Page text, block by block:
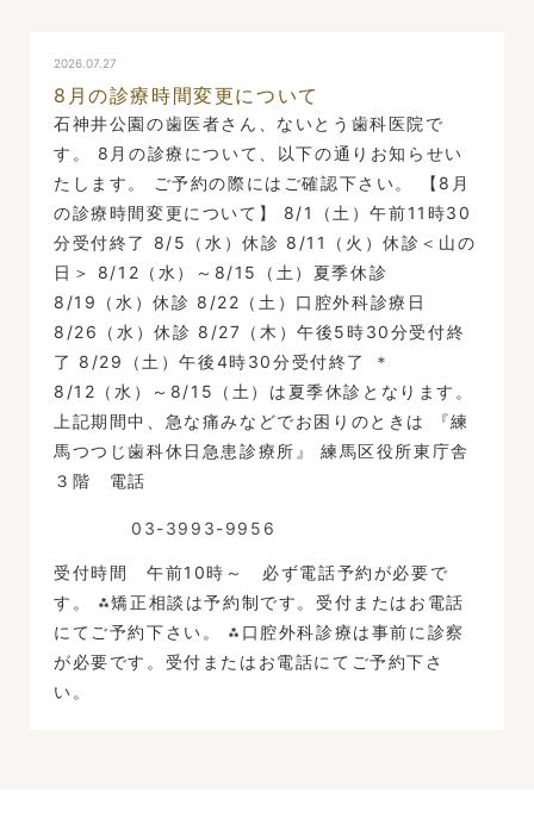
2026.07.27
8月の診療時間変更について
石神井公園の歯医者さん、ないとう歯科医院で
す。 8月の診療について、以下の通りお知らせい
たします。 ご予約の際にはご確認下さい。 【8月
の診療時間変更について】 8/1（土）午前11時30
分受付終了 8/5（水）休診 8/11（火）休診＜山の
日＞ 8/12（水）～8/15（土）夏季休診
8/19（水）休診 8/22（土）口腔外科診療日
8/26（水）休診 8/27（木）午後5時30分受付終
了 8/29（土）午後4時30分受付終了 ＊
8/12（水）～8/15（土）は夏季休診となります。
上記期間中、急な痛みなどでお困りのときは 『練
馬つつじ歯科休日急患診療所』 練馬区役所東庁舎
３階 電話
03-3993-9956
受付時間 午前10時～ 必ず電話予約が必要で
す。 ⁂矯正相談は予約制です。受付またはお電話
にてご予約下さい。 ⁂口腔外科診療は事前に診察
が必要です。受付またはお電話にてご予約下さ
い。